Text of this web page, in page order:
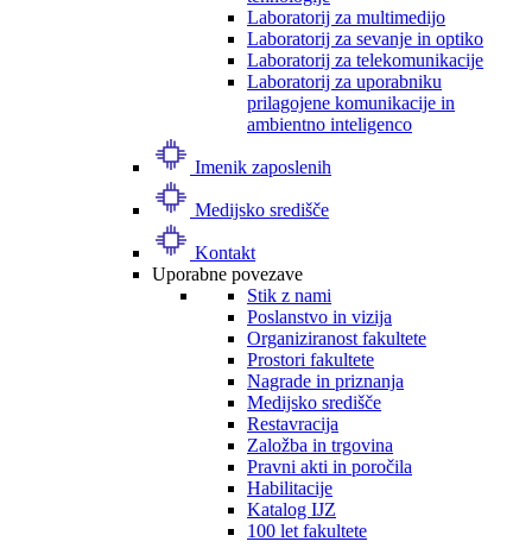
Laboratorij za multimedijo
Laboratorij za sevanje in optiko
Laboratorij za telekomunikacije
Laboratorij za uporabniku
prilagojene komunikacije in
ambientno inteligenco
Imenik zaposlenih
Medijsko središče
Kontakt
Uporabne povezave
Stik z nami
Poslanstvo in vizija
Organiziranost fakultete
Prostori fakultete
Nagrade in priznanja
Medijsko središče
Restavracija
Založba in trgovina
Pravni akti in poročila
Habilitacije
Katalog IJZ
100 let fakultete